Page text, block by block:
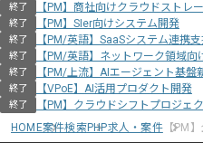
終了 【PM】商社向けクラウドストレ
終了 【PM】SIer向けシステム開発
終了 【PM/英語】SaaSシステム連携支
終了 【PM/英語】ネットワーク領域向
終了 【PM/上流】AIエージェント基盤
終了 【VPoE】AI活用プロダクト開発
終了
【PM】クラウドシフトプロジェ
HOME案件検索PHP求人・案件【PM